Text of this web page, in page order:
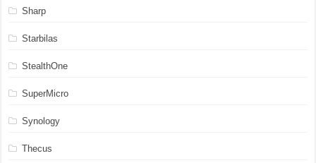
Sharp
Starbilas
StealthOne
SuperMicro
Synology
Thecus